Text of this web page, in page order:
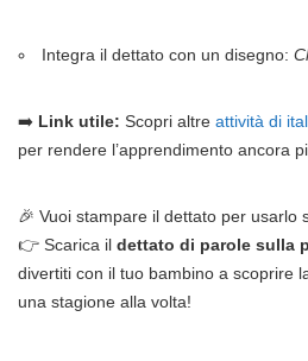
Integra il dettato con un disegno:
➡️ Link utile: Scopri altre attività di
per rendere l’apprendimento ancora
🎉 Vuoi stampare il dettato per usarlo
👉 Scarica il dettato di parole sulla
divertiti con il tuo bambino a scoprire
una stagione alla volta!